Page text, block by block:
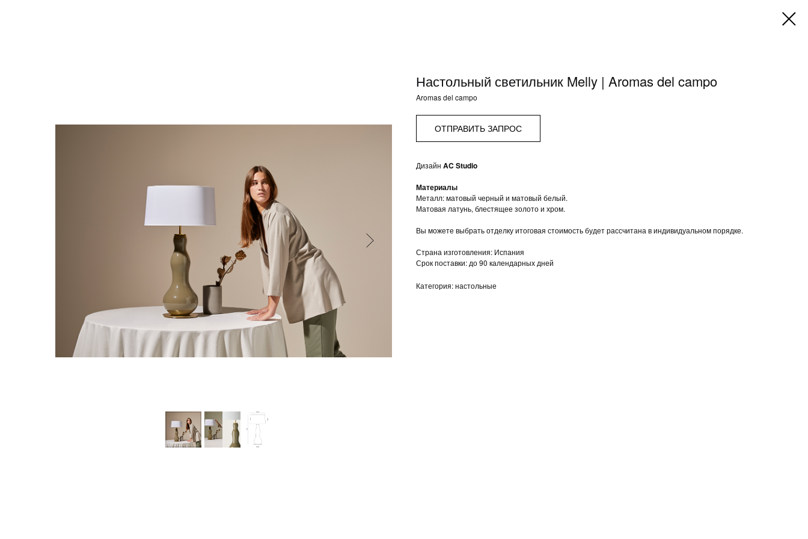
Настольный светильник Melly | Aromas del campo
Aromas del campo
ОТПРАВИТЬ ЗАПРОС
Дизайн AC Studio
Материалы
Металл: матовый черный и матовый белый.
Матовая латунь, блестящее золото и хром.
Вы можете выбрать отделку итоговая стоимость будет рассчитана в индивидуальном порядке.
Страна изготовления: Испания
Срок поставки: до 90 календарных дней
Категория: настольные